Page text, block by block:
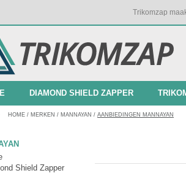
Trikomzap
DIAMOND SHIELD ZAPPER
HOME / MERKEN / MANNAYAN / AANBIEDINGEN MANNAYAN
Shield Zapper